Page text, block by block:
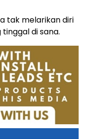
tak melarikan diri
di sana.